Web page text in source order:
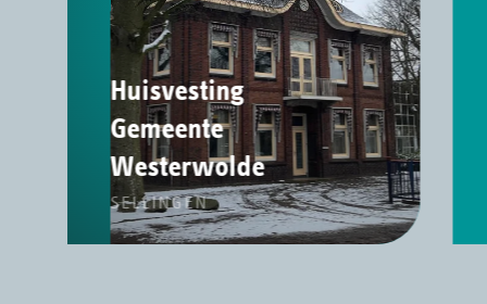
Huisvesting
Gemeente
Westerwolde
SELLINGEN